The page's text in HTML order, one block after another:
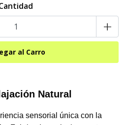
+
Natural
sensorial única con la